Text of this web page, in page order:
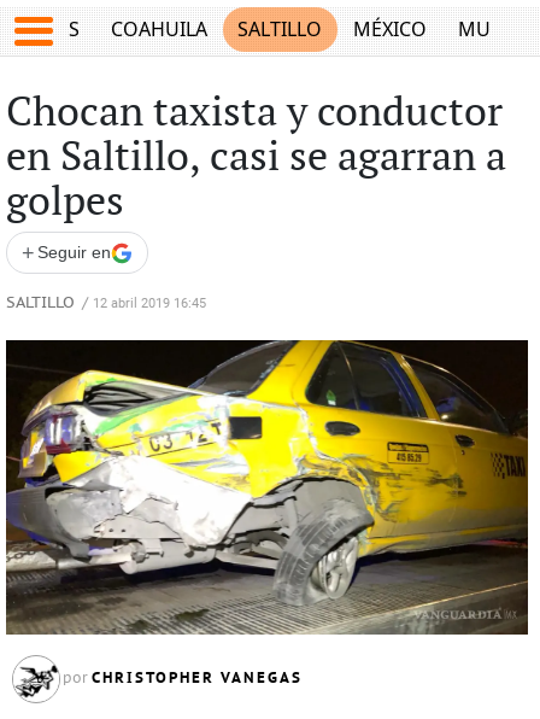
JUEGOS COAHUILA SALTILLO MÉXICO MUNDO
Chocan taxista y conductor
en Saltillo, casi se agarran a
golpes
+ Seguir en
SALTILLO / 12 abril 2019 16:45
por CHRISTOPHER VANEGAS